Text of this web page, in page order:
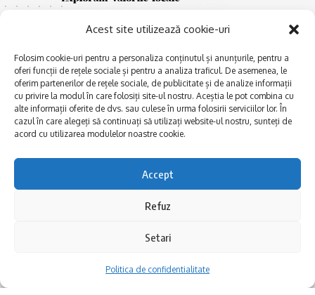
Acest site utilizează cookie-uri
Folosim cookie-uri pentru a personaliza conținutul și anunțurile, pentru a
oferi funcții de rețele sociale și pentru a analiza traficul. De asemenea, le
oferim partenerilor de rețele sociale, de publicitate și de analize informații
cu privire la modul în care folosiți site-ul nostru. Aceștia le pot combina cu
alte informații oferite de dvs. sau culese în urma folosirii serviciilor lor. În
cazul în care alegeți să continuați să utilizați website-ul nostru, sunteți de
acord cu utilizarea modulelor noastre cookie.
Accept
Refuz
Setari
Politica de confidentialitate
E xplorăm Dobrogea,
Explorăm valorile locale:
Deltă, Litoral, cele mai mari
biserici și mănăstiri, cele mai
FRUMOASE POVEȘTI.
Afaceri și meșteșuguri
Actualitate